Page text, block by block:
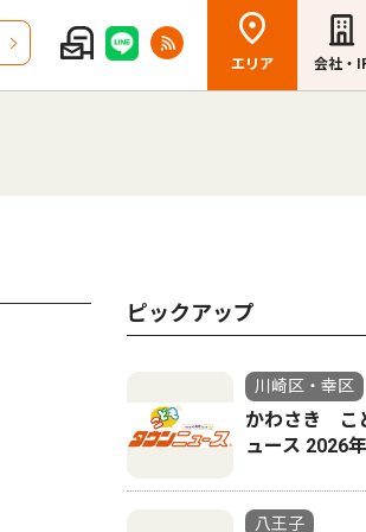
エリア 会社・
ピックアップ
川崎区・幸区
かわさき こ
ュース 2026
八王子